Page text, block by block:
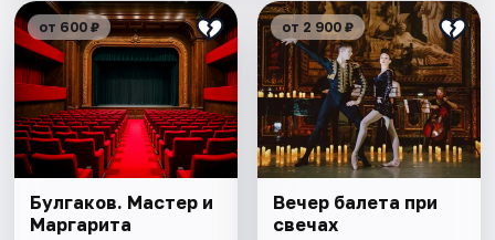
от 600 ₽
Булгаков. Мастер и
Маргарита
от 2 900 ₽
Вечер балета при
свечах